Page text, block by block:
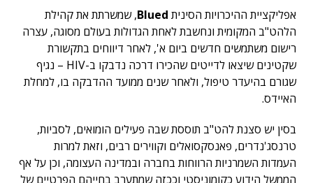
אפליקציית ההיכרויות הסינית Blued, שמשרתת את קהילת
הלהט"ב המקומית ונחשבת לאחת הגדולות בעולם מסוגה, עצרה
רישום משתמשים חדשים ביום א', לאחר דיווחים בתקשורת
שקטינים שיצאו לדייטים שהכירו דרכה נדבקו ב-HIV – נגיף
שגורם בהיעדר טיפול, ולאחר שנים ממועד ההדבקה בו, למחלת
האיידס.
בסין יש סצנת להט"ב תוססת שבה פעילים הומואים, לסביות,
טרנסג'נדרים, פאנסקסואלים וקווירים רבים, וזאת למרות
העמדות השמרניות הרווחות בחברה ובמדינה העצומה, וכן על אף
הממשל הידוע כקומוניסטי וככזה שמתערב בחייהם הפרטיים של